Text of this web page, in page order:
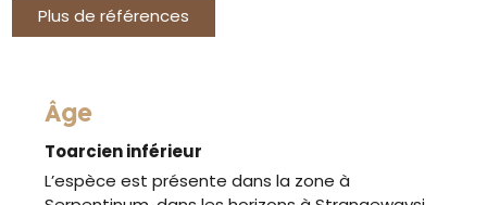
Plus de références
Âge
Toarcien inférieur
L’espèce est présente dans la zone à